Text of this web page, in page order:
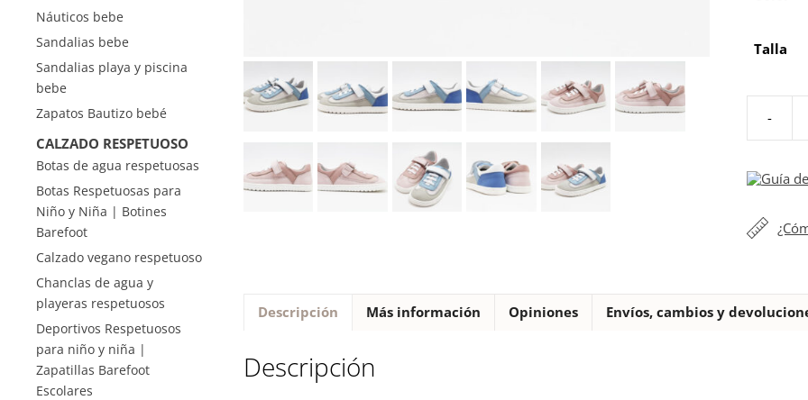
Talla
-
by
modelo
BERLIN
Guía
Descripción Más información Opiniones Envíos, cambios y
Descripción
Náuticos bebe
Sandalias bebe
Sandalias playa y piscina
bebe
Zapatos Bautizo bebé
CALZADO RESPETUOSO
Botas de agua respetuosas
Botas Respetuosas para
Niño y Niña | Botines
Barefoot
Calzado vegano respetuoso
Chanclas de agua y
playeras respetuosos
Deportivos Respetuosos
para niño y niña |
Zapatillas Barefoot
Escolares